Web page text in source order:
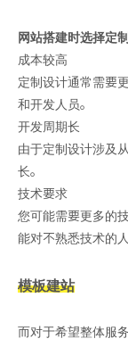
网站搭建时选择定
成本较高
定制设计通常需要
和开发人员。
开发周期长
由于定制设计涉及
长。
技术要求
您可能需要更多的
能对不熟悉技术的
模板建站
而对于希望整体服